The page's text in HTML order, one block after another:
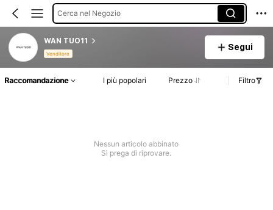
Cerca nel Negozio
WAN TUO11
Venditore
Segui
Raccomandazione I più popolari Prezzo Filtro
Nessun articolo abbinato
Si prega di riprovare.